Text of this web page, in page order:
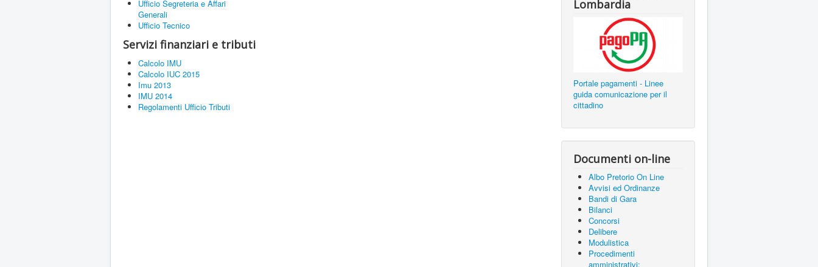
Ufficio Segreteria e Affari
Generali
Ufficio Tecnico
Servizi finanziari e tributi
Calcolo IMU
Calcolo IUC 2015
Imu 2013
IMU 2014
Regolamenti Ufficio Tributi
Lombardia
Portale pagamenti - Linee
guida comunicazione per il
cittadino
Documenti on-line
Albo Pretorio On Line
Avvisi ed Ordinanze
Bandi di Gara
Bilanci
Concorsi
Delibere
Modulistica
Procedimenti
amministrativi: